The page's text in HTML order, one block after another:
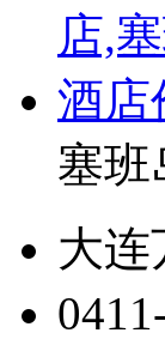
塞班
大连